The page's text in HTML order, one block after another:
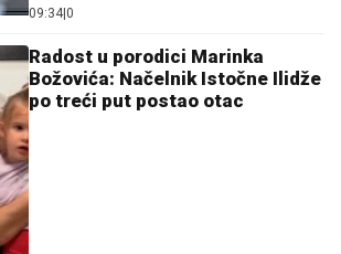
09:34 0
Radost u porodici Marinka
Božovića: Načelnik Istočne Ilidže
po treći put postao otac